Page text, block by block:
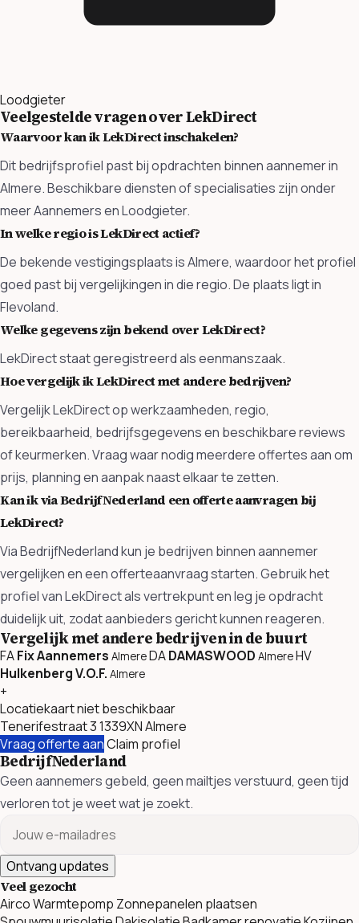
Loodgieter
Veelgestelde vragen over LekDirect
Waarvoor kan ik LekDirect inschakelen?
Dit bedrijfsprofiel past bij opdrachten binnen aannemer in
Almere. Beschikbare diensten of specialisaties zijn onder
meer Aannemers en Loodgieter.
In welke regio is LekDirect actief?
De bekende vestigingsplaats is Almere, waardoor het profiel
goed past bij vergelijkingen in die regio. De plaats ligt in
Flevoland.
Welke gegevens zijn bekend over LekDirect?
LekDirect staat geregistreerd als eenmanszaak.
Hoe vergelijk ik LekDirect met andere bedrijven?
Vergelijk LekDirect op werkzaamheden, regio,
bereikbaarheid, bedrijfsgegevens en beschikbare reviews
of keurmerken. Vraag waar nodig meerdere offertes aan om
prijs, planning en aanpak naast elkaar te zetten.
Kan ik via BedrijfNederland een offerte aanvragen bij
LekDirect?
Via BedrijfNederland kun je bedrijven binnen aannemer
vergelijken en een offerteaanvraag starten. Gebruik het
profiel van LekDirect als vertrekpunt en leg je opdracht
duidelijk uit, zodat aanbieders gericht kunnen reageren.
Vergelijk met andere bedrijven in de buurt
FAFix Aannemers AlmereDADAMASWOOD AlmereHV
Hulkenberg V.O.F. Almere
+
Locatiekaart niet beschikbaar
Tenerifestraat 3 1339XN Almere
Vraag offerte aanClaim profiel
BedrijfNederland
Geen aannemers gebeld, geen mailtjes verstuurd, geen tijd
verloren tot je weet wat je zoekt.
Ontvang updates
Veel gezocht
AircoWarmtepomp Zonnepanelen plaatsen